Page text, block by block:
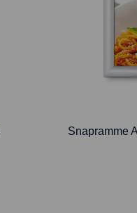
Snapramme